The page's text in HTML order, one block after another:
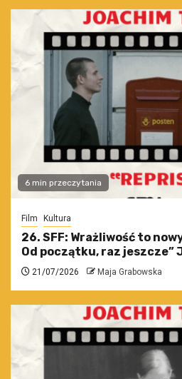
6 min przeczytania
Film Kultura
26. SFF: Wrażliwość to
Od początku, raz jeszcze”
21/07/2026 Maja Grabowska